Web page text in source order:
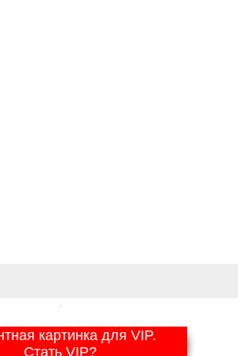
картинка для VIP.
Стать VIP?